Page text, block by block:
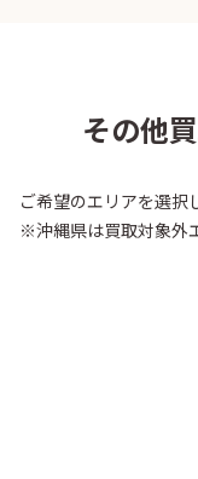
その他
ご希望のエリアを選択
※沖縄県は買取対象外